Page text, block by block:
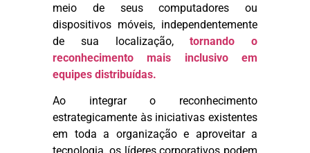
meio de seus computadores ou
dispositivos móveis, independentemente
de sua localização,tornando o
reconhecimento mais inclusivo em
equipes distribuídas.
Ao integrar o reconhecimento
estrategicamente às iniciativas existentes
em toda a organização e aproveitar a